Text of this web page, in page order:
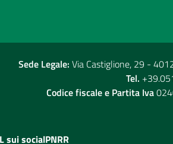
Sede Legale: Via Castiglione, 29 -
Tel.
Codice fiscale e Partita Iva
sui socialPNRR